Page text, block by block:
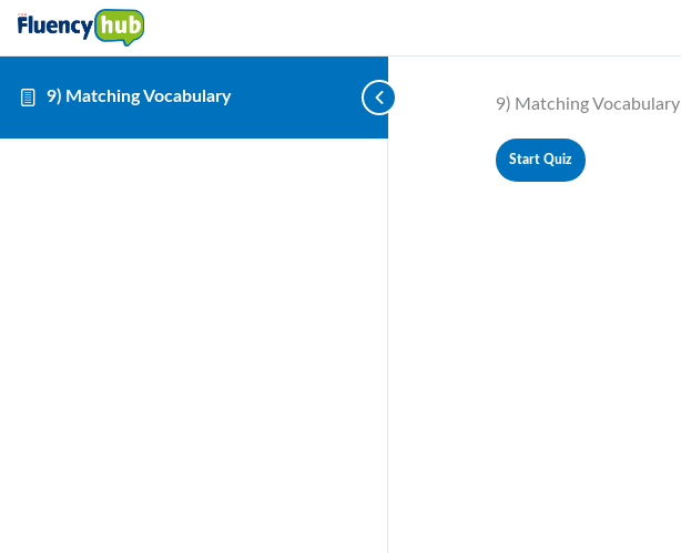
9) Matching Vocabulary 9) Matching Vocabulary